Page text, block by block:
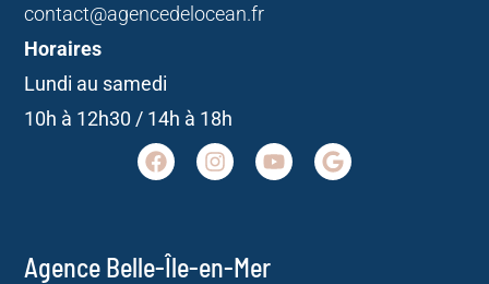
contact@agencedelocean.fr
Horaires
Lundi au samedi
10h à 12h30 / 14h à 18h
Agence Belle-Île-en-Mer